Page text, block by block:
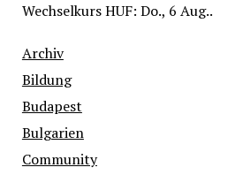
WechselkursHUF: Do., 6 Aug..
Archiv
Bildung
Budapest
Bulgarien
Community